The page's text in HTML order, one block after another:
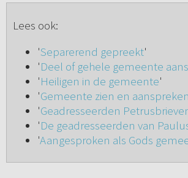
Lees ook:
'Separerend gepreekt'
'Deel of gehele gemeente
'Heiligen in de gemeente'
'Gemeente zien en aanspreken
'Geadresseerden
'De geadresseerden van
'Aangesproken als Gods